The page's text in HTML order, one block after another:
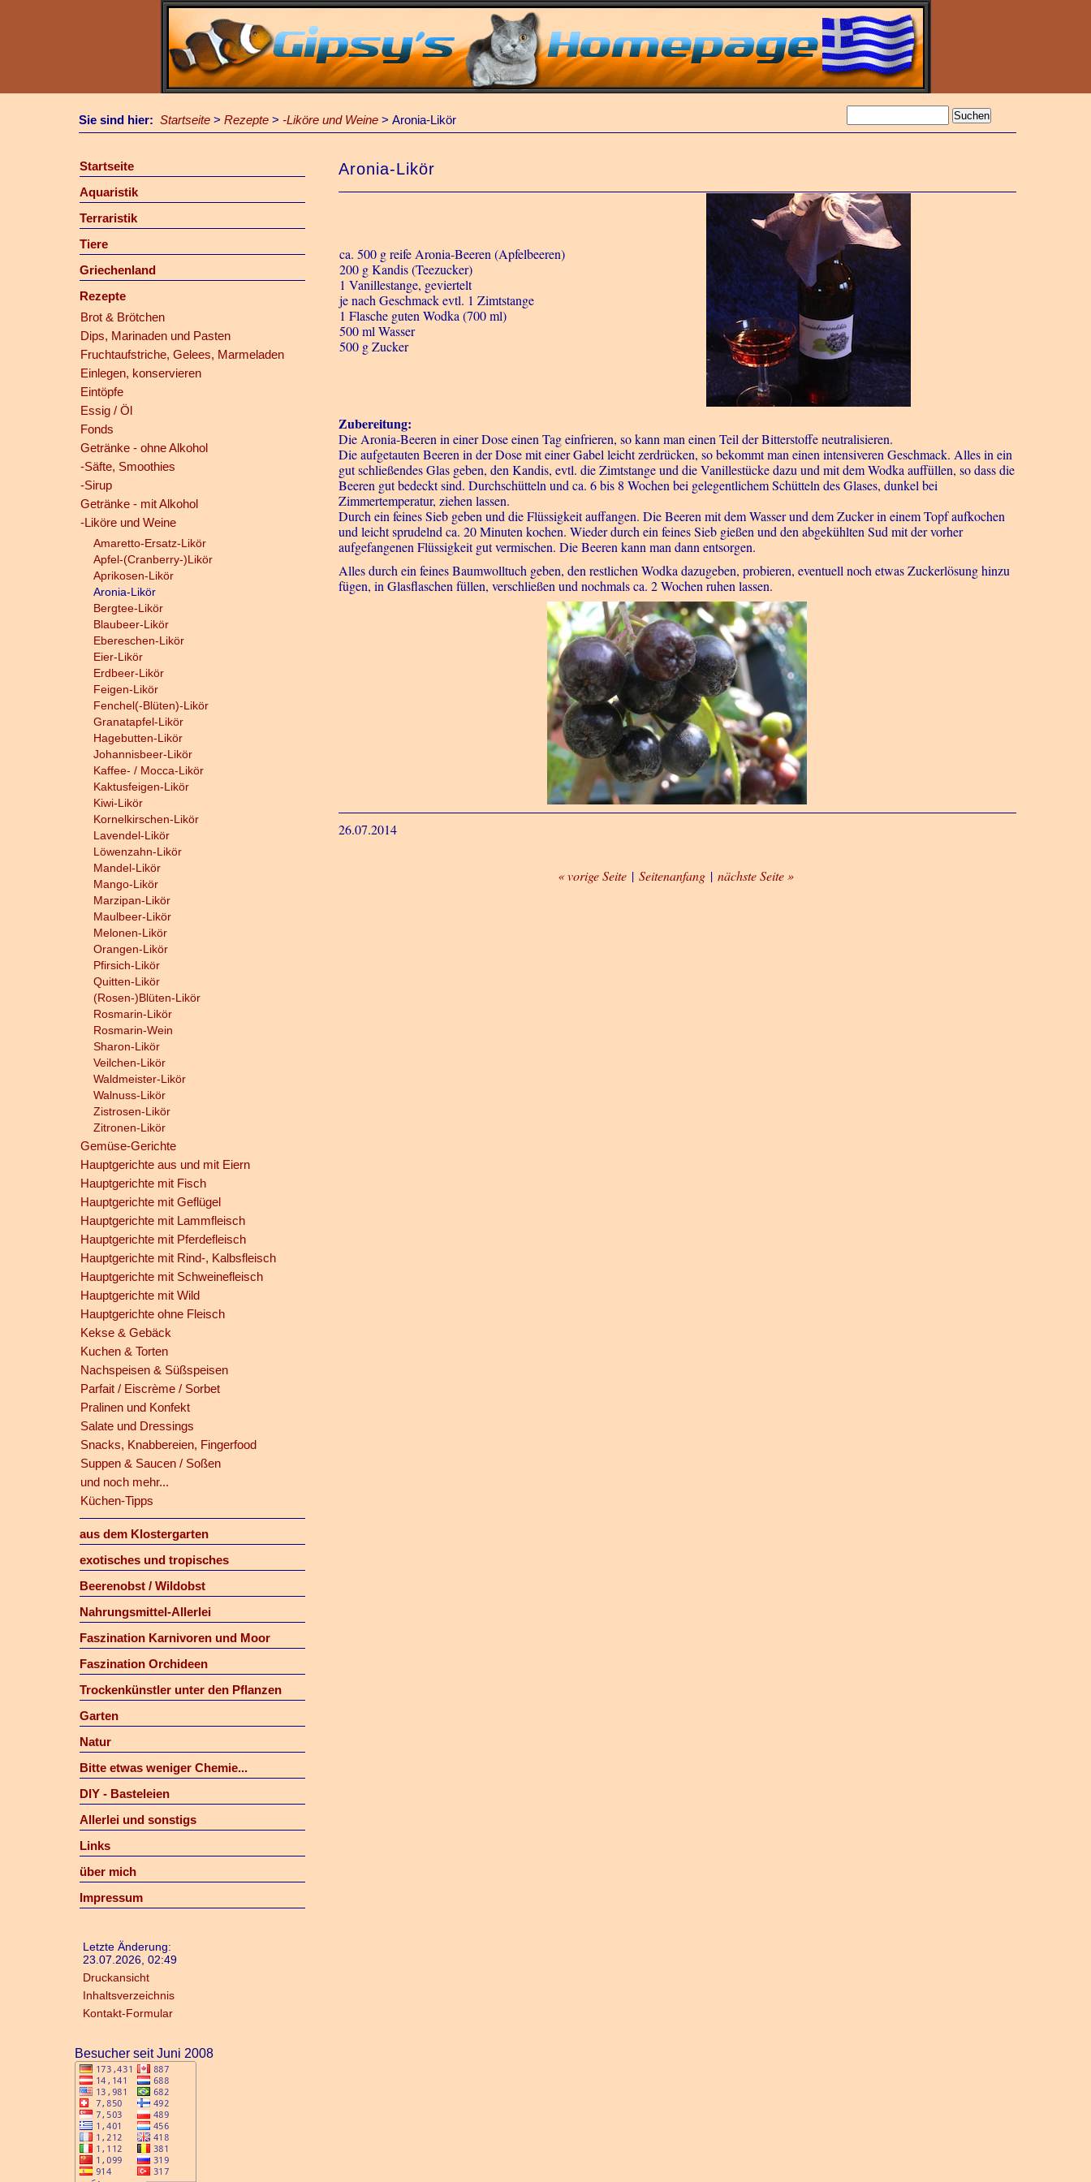
Sie sind hier: Startseite > Rezepte > -Liköre und Weine > Aronia-Likör
Startseite
Aquaristik
Terraristik
Tiere
Griechenland
Rezepte
Brot & Brötchen
Dips, Marinaden und Pasten
Fruchtaufstriche, Gelees, Marmeladen
Einlegen, konservieren
Eintöpfe
Essig / Öl
Fonds
Getränke - ohne Alkohol
-Säfte, Smoothies
-Sirup
Getränke - mit Alkohol
-Liköre und Weine
Amaretto-Ersatz-Likör
Apfel-(Cranberry-)Likör
Aprikosen-Likör
Aronia-Likör
Bergtee-Likör
Blaubeer-Likör
Ebereschen-Likör
Eier-Likör
Erdbeer-Likör
Feigen-Likör
Fenchel(-Blüten)-Likör
Granatapfel-Likör
Hagebutten-Likör
Johannisbeer-Likör
Kaffee- / Mocca-Likör
Kaktusfeigen-Likör
Kiwi-Likör
Kornelkirschen-Likör
Lavendel-Likör
Löwenzahn-Likör
Mandel-Likör
Mango-Likör
Marzipan-Likör
Maulbeer-Likör
Melonen-Likör
Orangen-Likör
Pfirsich-Likör
Quitten-Likör
(Rosen-)Blüten-Likör
Rosmarin-Likör
Rosmarin-Wein
Sharon-Likör
Veilchen-Likör
Waldmeister-Likör
Walnuss-Likör
Zistrosen-Likör
Zitronen-Likör
Gemüse-Gerichte
Hauptgerichte aus und mit Eiern
Hauptgerichte mit Fisch
Hauptgerichte mit Geflügel
Hauptgerichte mit Lammfleisch
Hauptgerichte mit Pferdefleisch
Hauptgerichte mit Rind-, Kalbsfleisch
Hauptgerichte mit Schweinefleisch
Hauptgerichte mit Wild
Hauptgerichte ohne Fleisch
Kekse & Gebäck
Kuchen & Torten
Nachspeisen & Süßspeisen
Parfait / Eiscrème / Sorbet
Pralinen und Konfekt
Salate und Dressings
Snacks, Knabbereien, Fingerfood
Suppen & Saucen / Soßen
und noch mehr...
Küchen-Tipps
aus dem Klostergarten
exotisches und tropisches
Beerenobst / Wildobst
Nahrungsmittel-Allerlei
Faszination Karnivoren und Moor
Faszination Orchideen
Trockenkünstler unter den Pflanzen
Garten
Natur
Bitte etwas weniger Chemie...
DIY - Basteleien
Allerlei und sonstigs
Links
über mich
Impressum
Letzte Änderung:
23.07.2026, 02:49
Druckansicht
Inhaltsverzeichnis
Kontakt-Formular
Besucher seit Juni 2008
Aronia-Likör
ca. 500 g reife Aronia-Beeren (Apfelbeeren)
200 g Kandis (Teezucker)
1 Vanillestange, geviertelt
je nach Geschmack evtl. 1 Zimtstange
1 Flasche guten Wodka (700 ml)
500 ml Wasser
500 g Zucker
Zubereitung:
Die Aronia-Beeren in einer Dose einen Tag einfrieren, so kann man einen Teil der Bitterstoffe neutralisieren.
Die aufgetauten Beeren in der Dose mit einer Gabel leicht zerdrücken, so bekommt man einen intensiveren Geschmack. Alles in ein
gut schließendes Glas geben, den Kandis, evtl. die Zimtstange und die Vanillestücke dazu und mit dem Wodka auffüllen, so dass die
Beeren gut bedeckt sind. Durchschütteln und ca. 6 bis 8 Wochen bei gelegentlichem Schütteln des Glases, dunkel bei
Zimmertemperatur, ziehen lassen.
Durch ein feines Sieb geben und die Flüssigkeit auffangen. Die Beeren mit dem Wasser und dem Zucker in einem Topf aufkochen
und leicht sprudelnd ca. 20 Minuten kochen. Wieder durch ein feines Sieb gießen und den abgekühlten Sud mit der vorher
aufgefangenen Flüssigkeit gut vermischen. Die Beeren kann man dann entsorgen.
Alles durch ein feines Baumwolltuch geben, den restlichen Wodka dazugeben, probieren, eventuell noch etwas Zuckerlösung hinzu
fügen, in Glasflaschen füllen, verschließen und nochmals ca. 2 Wochen ruhen lassen.
26.07.2014
« vorige Seite | Seitenanfang | nächste Seite »